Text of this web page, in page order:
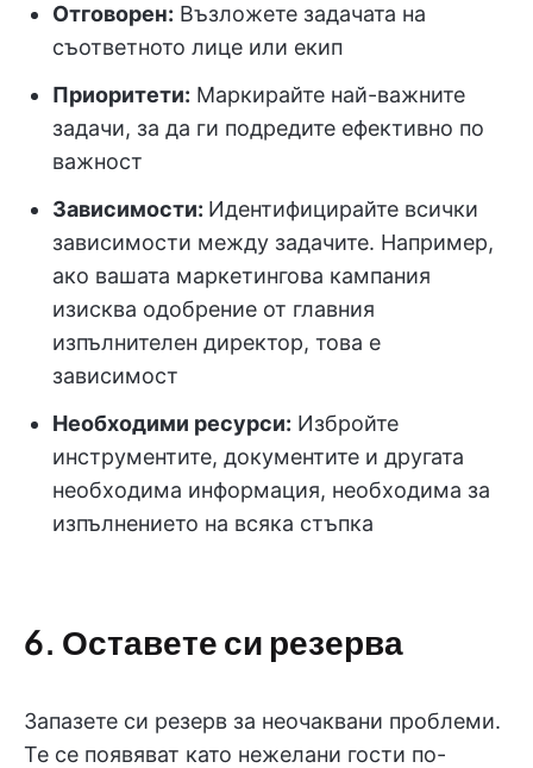
Отговорен: Възложете задачата на
съответното лице или екип
Приоритети: Маркирайте най-важните
задачи, за да ги подредите ефективно по
важност
Зависимости: Идентифицирайте всички
зависимости между задачите. Например,
ако вашата маркетингова кампания
изисква одобрение от главния
изпълнителен директор, това е
зависимост
Необходими ресурси: Избройте
инструментите, документите и другата
необходима информация, необходима за
изпълнението на всяка стъпка
6. Оставете си резерва
Запазете си резерв за неочаквани проблеми.
Те се появяват като нежелани гости по-